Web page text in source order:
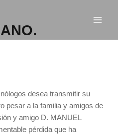
desea transmitir su
pesar a la familia y amigos de
y amigo D. MANUEL
pérdida que ha